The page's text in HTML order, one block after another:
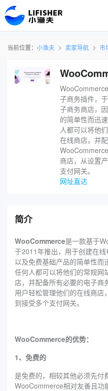
当前位置： 小渔夫 卖家导航 市
子商务插件，
子商务商店，
的简单性而迅
人都可以将他
在线商店，并
商店，从设置
支付网关。
网址直达
简介
WooCommerce是一款基于
于2011年推出，用于创建在
以及免费基础产品的简单性
任何人都可以将他们的常规网
店，并配备所有必要的电子
用户轻松管理他们的在线商店
到接受多个支付网关。
WooCommerce的优势：
1、免费的
是免费的，相较其他必须先付
WooCommerce相对友善且功